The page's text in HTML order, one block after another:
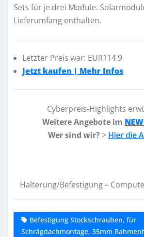
Sets für je drei Module.
Lieferumfang enthalten.
Letzter Preis war: EUR114.9
Jetzt kaufen | Mehr Infos
Cyberpreis-Highlights
Weitere Angebote im
Wer sind wir? > Hier die
Halterung/Befestigung –
Befestigung Stockschrauben, für
Schrägdachmontage, 35mm